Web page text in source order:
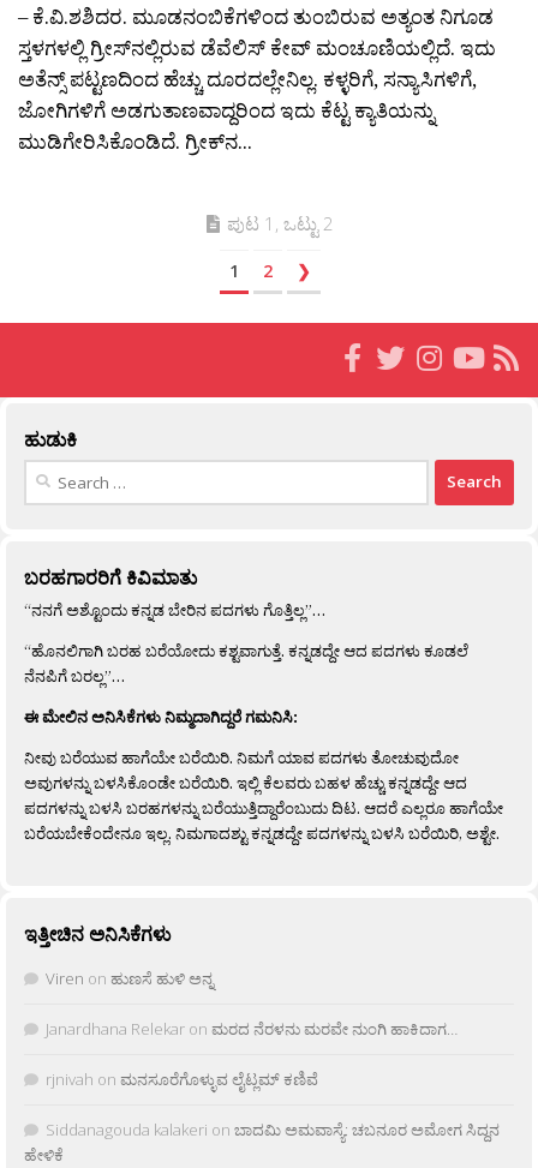
– ಕೆ.ವಿ.ಶಶಿದರ. ಮೂಡನಂಬಿಕೆಗಳಿಂದ ತುಂಬಿರುವ ಅತ್ಯಂತ ನಿಗೂಡ
ಸ್ತಳಗಳಲ್ಲಿ ಗ್ರೀಸ್‍ನಲ್ಲಿರುವ ಡೆವೆಲಿಸ್ ಕೇವ್ ಮಂಚೂಣಿಯಲ್ಲಿದೆ. ಇದು
ಅತೆನ್ಸ್ ಪಟ್ಟಣದಿಂದ ಹೆಚ್ಚು ದೂರದಲ್ಲೇನಿಲ್ಲ. ಕಳ್ಳರಿಗೆ, ಸನ್ಯಾಸಿಗಳಿಗೆ,
ಜೋಗಿಗಳಿಗೆ ಅಡಗುತಾಣವಾದ್ದರಿಂದ ಇದು ಕೆಟ್ಟ ಕ್ಯಾತಿಯನ್ನು
ಮುಡಿಗೇರಿಸಿಕೊಂಡಿದೆ. ಗ್ರೀಕ್‍ನ...
ಪುಟ 1, ಒಟ್ಟು 2
1 2 ❯
ಹುಡುಕಿ
Search
ಬರಹಗಾರರಿಗೆ ಕಿವಿಮಾತು
“ನನಗೆ ಅಶ್ಟೊಂದು ಕನ್ನಡ ಬೇರಿನ ಪದಗಳು ಗೊತ್ತಿಲ್ಲ”…
“ಹೊನಲಿಗಾಗಿ ಬರಹ ಬರೆಯೋದು ಕಶ್ಟವಾಗುತ್ತೆ. ಕನ್ನಡದ್ದೇ ಆದ ಪದಗಳು ಕೂಡಲೆ
ನೆನಪಿಗೆ ಬರಲ್ಲ”…
ಈ ಮೇಲಿನ ಅನಿಸಿಕೆಗಳು ನಿಮ್ಮದಾಗಿದ್ದರೆ ಗಮನಿಸಿ:
ನೀವು ಬರೆಯುವ ಹಾಗೆಯೇ ಬರೆಯಿರಿ. ನಿಮಗೆ ಯಾವ ಪದಗಳು ತೋಚುವುದೋ
ಅವುಗಳನ್ನು ಬಳಸಿಕೊಂಡೇ ಬರೆಯಿರಿ. ಇಲ್ಲಿ ಕೆಲವರು ಬಹಳ ಹೆಚ್ಚು ಕನ್ನಡದ್ದೇ ಆದ
ಪದಗಳನ್ನು ಬಳಸಿ ಬರಹಗಳನ್ನು ಬರೆಯುತ್ತಿದ್ದಾರೆಂಬುದು ದಿಟ. ಆದರೆ ಎಲ್ಲರೂ ಹಾಗೆಯೇ
ಬರೆಯಬೇಕೆಂದೇನೂ ಇಲ್ಲ. ನಿಮಗಾದಶ್ಟು ಕನ್ನಡದ್ದೇ ಪದಗಳನ್ನು ಬಳಸಿ ಬರೆಯಿರಿ, ಅಶ್ಟೇ.
ಇತ್ತೀಚಿನ ಅನಿಸಿಕೆಗಳು
Viren on ಹುಣಸೆ ಹುಳಿ ಅನ್ನ
Janardhana Relekar on ಮರದ ನೆರಳನು ಮರವೇ ನುಂಗಿ ಹಾಕಿದಾಗ…
rjnivah on ಮನಸೂರೆಗೊಳ್ಳುವ ಲೈಟ್ಲಮ್ ಕಣಿವೆ
Siddanagouda kalakeri on ಬಾದಮಿ ಅಮವಾಸ್ಯೆ: ಚಬನೂರ ಅಮೋಗ ಸಿದ್ದನ
ಹೇಳಿಕೆ